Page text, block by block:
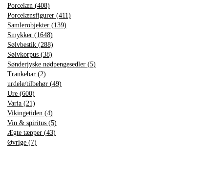
Porcelæn (408)
Porcelænsfigurer (411)
Samlerobjekter (139)
Smykker (1648)
Sølvbestik (288)
Sølvkorpus (38)
Sønderjyske nødpengesedler (5)
Trankebar (2)
urdele/tilbehør (49)
Ure (600)
Varia (21)
Vikingetiden (4)
Vin & spiritus (5)
Ægte tæpper (43)
Øvrige (7)